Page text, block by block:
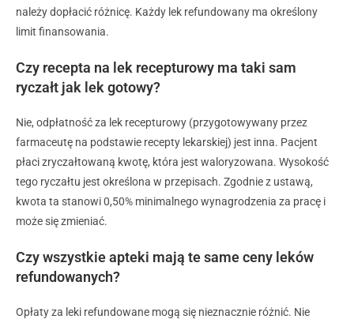
należy dopłacić różnicę. Każdy lek refundowany ma określony
limit finansowania.
Czy recepta na lek recepturowy ma taki sam
ryczałt jak lek gotowy?
Nie, odpłatność za lek recepturowy (przygotowywany przez
farmaceutę na podstawie recepty lekarskiej) jest inna. Pacjent
płaci zryczałtowaną kwotę, która jest waloryzowana. Wysokość
tego ryczałtu jest określona w przepisach. Zgodnie z ustawą,
kwota ta stanowi 0,50% minimalnego wynagrodzenia za pracę i
może się zmieniać.
Czy wszystkie apteki mają te same ceny leków
refundowanych?
Opłaty za leki refundowane mogą się nieznacznie różnić. Nie